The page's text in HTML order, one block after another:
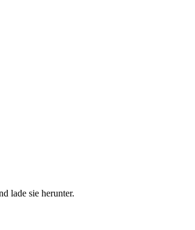
lade sie herunter.